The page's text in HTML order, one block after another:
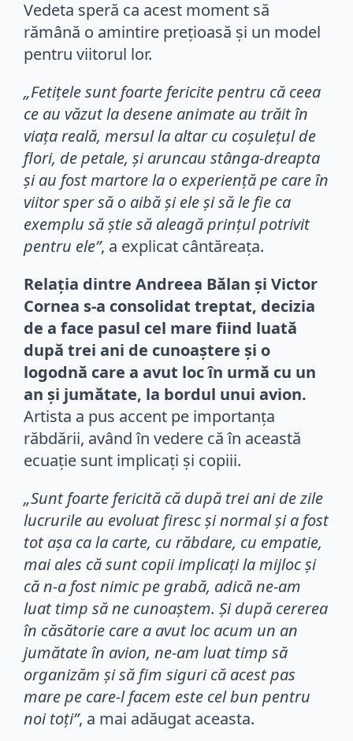
Vedeta speră ca acest moment să
rămână o amintire prețioasă și un model
pentru viitorul lor.
„Fetițele sunt foarte fericite pentru că ceea
ce au văzut la desene animate au trăit în
viața reală, mersul la altar cu coșulețul de
flori, de petale, și aruncau stânga-dreapta
și au fost martore la o experiență pe care în
viitor sper să o aibă și ele și să le fie ca
exemplu să știe să aleagă prințul potrivit
pentru ele”, a explicat cântăreața.
Relația dintre Andreea Bălan și Victor
Cornea s-a consolidat treptat, decizia
de a face pasul cel mare fiind luată
după trei ani de cunoaștere și o
logodnă care a avut loc în urmă cu un
an și jumătate, la bordul unui avion.
Artista a pus accent pe importanța
răbdării, având în vedere că în această
ecuație sunt implicați și copiii.
„Sunt foarte fericită că după trei ani de zile
lucrurile au evoluat firesc și normal și a fost
tot așa ca la carte, cu răbdare, cu empatie,
mai ales că sunt copii implicați la mijloc și
că n-a fost nimic pe grabă, adică ne-am
luat timp să ne cunoaștem. Și după cererea
în căsătorie care a avut loc acum un an
jumătate în avion, ne-am luat timp să
organizăm și să fim siguri că acest pas
mare pe care-l facem este cel bun pentru
noi toți”, a mai adăugat aceasta.